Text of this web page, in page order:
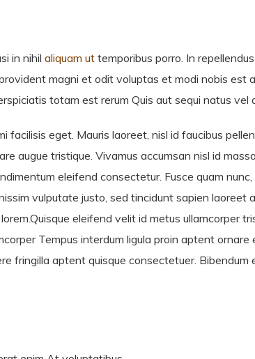
in nihil aliquam ut temporibus porro. In
magni et odit voluptas et modi nobis est
totam est rerum Quis aut sequi natus vel
facilisis eget. Mauris laoreet, nisl id faucibus
augue tristique. Vivamus accumsan nisl id
eleifend consectetur. Fusce quam
vulputate justo, sed tincidunt sapien laoreet
eleifend velit id metus ullamcorper
Tempus interdum ligula proin aptent
fringilla aptent quisque consectetuer. Bibendum